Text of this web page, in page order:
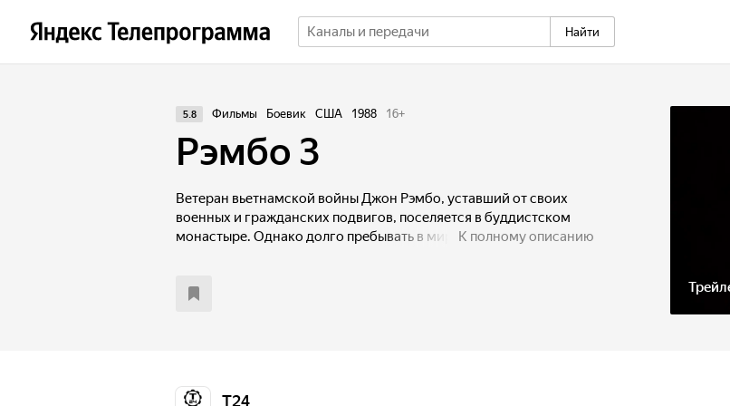
Найти
5.8 Фильмы Боевик США 1988 16+
Рэмбо 3
Ветеран вьетнамской войны Джон Рэмбо, уставший от своих
военных и гражданских подвигов, поселяется в буддистском
монастыре. Однако долго пребывать в мире ему не приходится.
противником.
К полному описанию
Т24